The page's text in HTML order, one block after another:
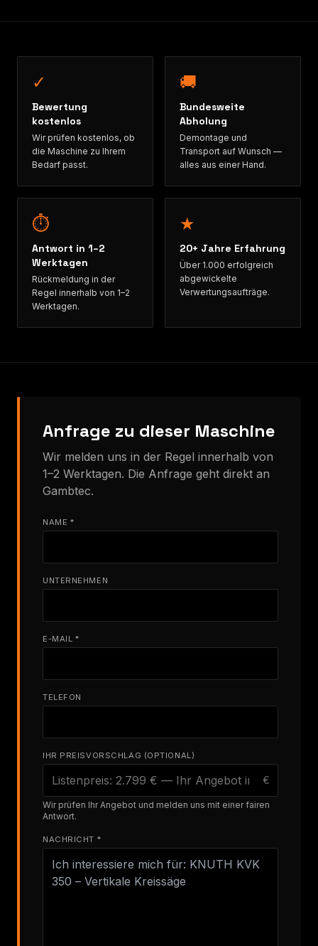
✓
Bewertung
kostenlos
Wir prüfen kostenlos, ob
die Maschine zu Ihrem
Bedarf passt.
🚚
Bundesweite
Abholung
Demontage und
Transport auf Wunsch —
alles aus einer Hand.
⏱
Antwort in 1–2
Werktagen
Rückmeldung in der
Regel innerhalb von 1–2
Werktagen.
★
20+ Jahre Erfahrung
Über 1.000 erfolgreich
abgewickelte
Verwertungsaufträge.
Anfrage zu dieser Maschine
Wir melden uns in der Regel innerhalb von
1–2 Werktagen. Die Anfrage geht direkt an
Gambtec.
NAME *
UNTERNEHMEN
E-MAIL *
TELEFON
IHR PREISVORSCHLAG (OPTIONAL)
€
Wir prüfen Ihr Angebot und melden uns mit einer fairen
Antwort.
NACHRICHT *